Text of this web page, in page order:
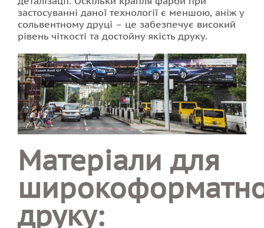
застосуванні даної технології є меншою, аніж у
сольвентному друці – це забезпечує високий
рівень чіткості та достойну якість друку.
Матеріали для
друку: